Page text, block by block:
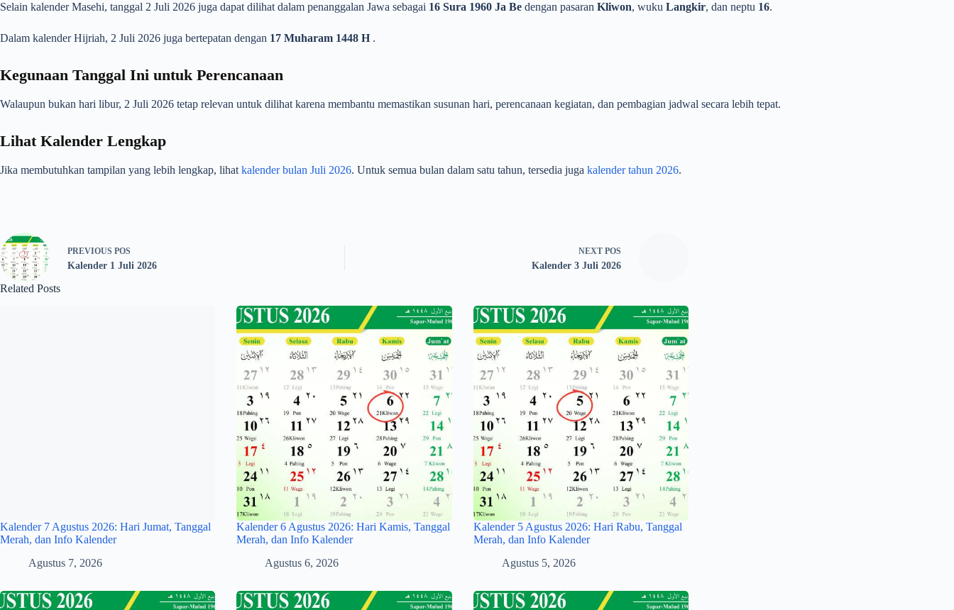
Selain kalender Masehi, tanggal 2 Juli 2026 juga dapat dilihat dalam penanggalan Jawa sebagai 16 Sura 1960 Ja Be dengan pasaran Kliwon, wuku Langkir, dan neptu 16.
Dalam kalender Hijriah, 2 Juli 2026 juga bertepatan dengan 17 Muharam 1448 H .
Kegunaan Tanggal Ini untuk Perencanaan
Walaupun bukan hari libur, 2 Juli 2026 tetap relevan untuk dilihat karena membantu memastikan susunan hari, perencanaan kegiatan, dan pembagian jadwal secara lebih tepat.
Lihat Kalender Lengkap
Jika membutuhkan tampilan yang lebih lengkap, lihat kalender bulan Juli 2026. Untuk semua bulan dalam satu tahun, tersedia juga kalender tahun 2026.
PREVIOUS POS
Kalender 1 Juli 2026
NEXT POS
Kalender 3 Juli 2026
Related Posts
Kalender 7 Agustus 2026: Hari Jumat, Tanggal
Merah, dan Info Kalender
Agustus 7, 2026
Kalender 6 Agustus 2026: Hari Kamis, Tanggal
Merah, dan Info Kalender
Agustus 6, 2026
Kalender 5 Agustus 2026: Hari Rabu, Tanggal
Merah, dan Info Kalender
Agustus 5, 2026